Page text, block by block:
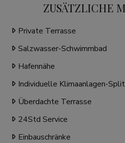
ZUSÄTZLICHE
Private Terrasse
Salzwasser-Schwimmbad
Hafennähe
Individuelle Klimaanlagen-
Überdachte Terrasse
24Std Service
Einbauschränke